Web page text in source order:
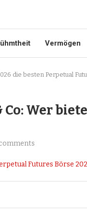
Vermögen
die besten Perpetual
Co: Wer